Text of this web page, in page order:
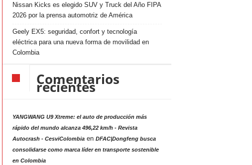
Nissan Kicks es elegido SUV y Truck del Año FIPA
2026 por la prensa automotriz de América
Geely EX5: seguridad, confort y tecnología
eléctrica para una nueva forma de movilidad en
Colombia
Comentarios
recientes
YANGWANG U9 Xtreme: el auto de producción más
rápido del mundo alcanza 496,22 km/h - Revista
Autocrash - CesviColombiaen DFAC|Dongfeng busca
consolidarse como marca líder en transporte sostenible
en Colombia